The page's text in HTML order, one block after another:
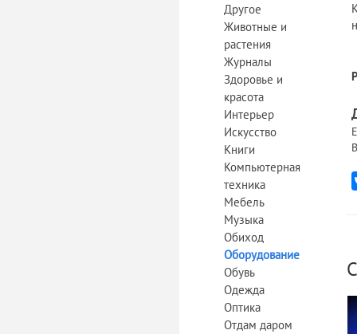
Другое
Животные и
растения
Журналы
Здоровье и
красота
Интерьер
Искусство
Книги
Компьютерная
техника
Мебель
Музыка
Обиход
Оборудование
Обувь
Одежда
Оптика
Отдам даром